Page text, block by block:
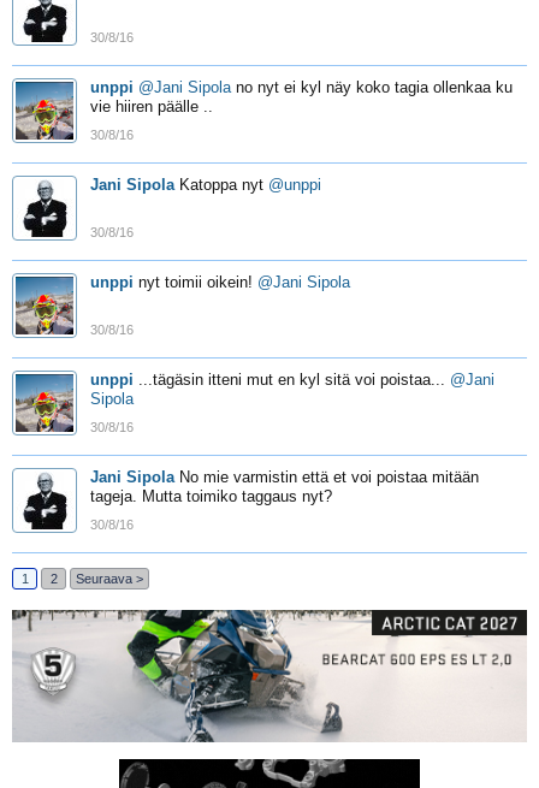
30/8/16
unppi @Jani Sipolano nyt ei kyl näy koko tagia ollenkaa ku
vie hiiren päälle ..
30/8/16
Jani Sipola Katoppa nyt @unppi
30/8/16
unppi nyt toimii oikein! @Jani Sipola
30/8/16
unppi ...tägäsin itteni mut en kyl sitä voi poistaa... @Jani
Sipola
30/8/16
Jani Sipola No mie varmistin että et voi poistaa mitään
tageja. Mutta toimiko taggaus nyt?
30/8/16
1 2 Seuraava >